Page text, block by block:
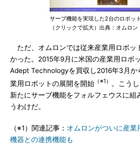
サーブ機能を実現した2台のロボッ
（クリックで拡大）出典：オムロン
ただ、オムロンでは従来産業用ロボッ
かった。2015年9月に米国の産業用ロボ
Adept Technologyを買収し2016年3月か
業用ロボットの展開を開始 （※1）
。こう
新たにサーブ機能をフォルフェウスに組
うわけだ。
（※1）関連記事： オムロンがついに産業
機器との連携機能も